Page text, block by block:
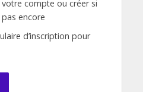
compte ou créer si
encore
d’inscription pour